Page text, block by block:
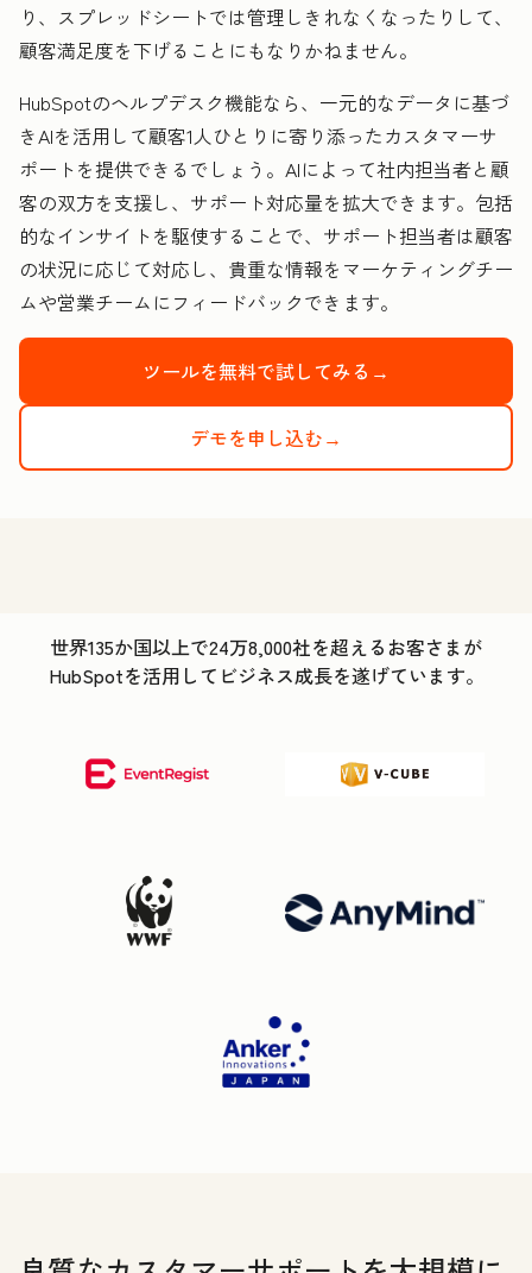
り、スプレッドシートでは管理しきれなくなったりして、
顧客満足度を下げることにもなりかねません。
HubSpotのヘルプデスク機能なら、一元的なデータに基づ
きAIを活用して顧客1人ひとりに寄り添ったカスタマーサ
ポートを提供できるでしょう。AIによって社内担当者と顧
客の双方を支援し、サポート対応量を拡大できます。包括
的なインサイトを駆使することで、サポート担当者は顧客
の状況に応じて対応し、貴重な情報をマーケティングチー
ムや営業チームにフィードバックできます。
ツールを無料で試してみる→
デモを申し込む→
世界135か国以上で24万8,000社を超えるお客さまが
HubSpotを活用してビジネス成長を遂げています。